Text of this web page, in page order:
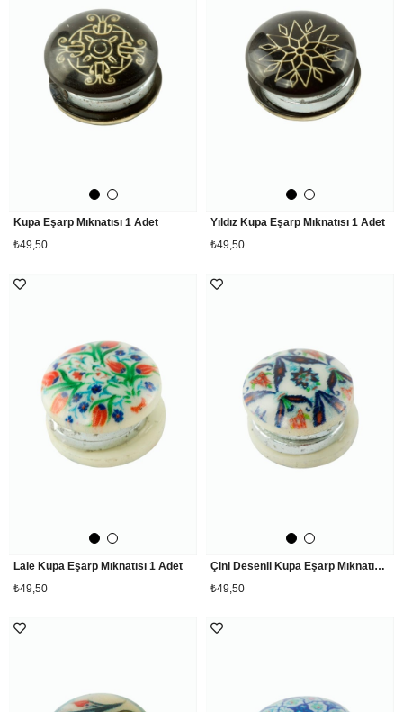
Kupa Eşarp Mıknatısı 1 Adet
₺49,50
Yıldız Kupa Eşarp Mıknatısı 1 Adet
₺49,50
Lale Kupa Eşarp Mıknatısı 1 Adet
₺49,50
Çini Desenli Kupa Eşarp Mıknatısı 1 Adet
₺49,50